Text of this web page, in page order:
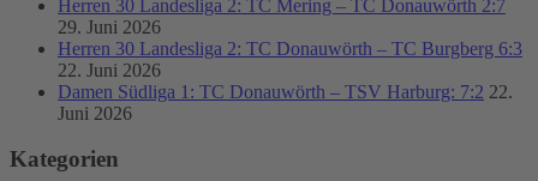
Herren 30 Landesliga 2: TC Mering – TC Donauwörth 2:7
29. Juni 2026
Herren 30 Landesliga 2: TC Donauwörth – TC Burgberg 6:3
22. Juni 2026
Damen Südliga 1: TC Donauwörth – TSV Harburg: 7:2 22.
Juni 2026
Kategorien